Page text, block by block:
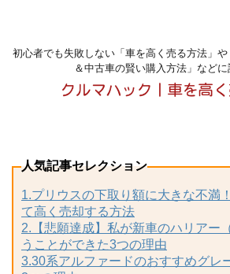
初心者でも失敗しない「車を高く売る方法」
＆中古車の賢い購入方法」など
人気記事セレクション
1.プリウスの下取り額に大きな不満
て高く売却する方法
2.【悲願達成】私が新車のハリアー
うことができた3つの理由
3.30系アルファードのおすすめグレ